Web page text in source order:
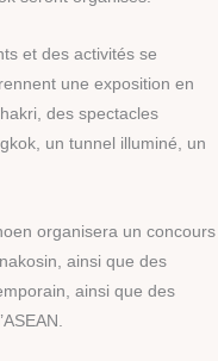
et des activités se
une exposition en
des spectacles
un tunnel illuminé, un
organisera un concours
ainsi que des
ainsi que des